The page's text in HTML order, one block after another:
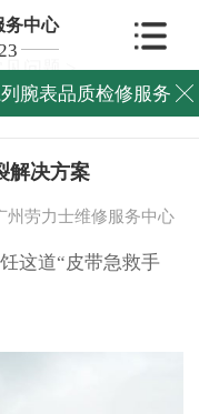
务中心
腕表品质检修服务 
见问题>
解决方案
州劳力士维修服务中心
这道“皮带急救手